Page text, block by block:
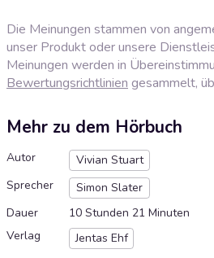
Die Meinungen stammen von
unser Produkt oder unsere
Meinungen werden in
Bewertungsrichtlinien gesammelt,
Mehr zu dem Hörbuch
Autor
Vivian Stuart
Sprecher
Simon Slater
Dauer
10 Stunden 21 Minuten
Verlag
Jentas Ehf